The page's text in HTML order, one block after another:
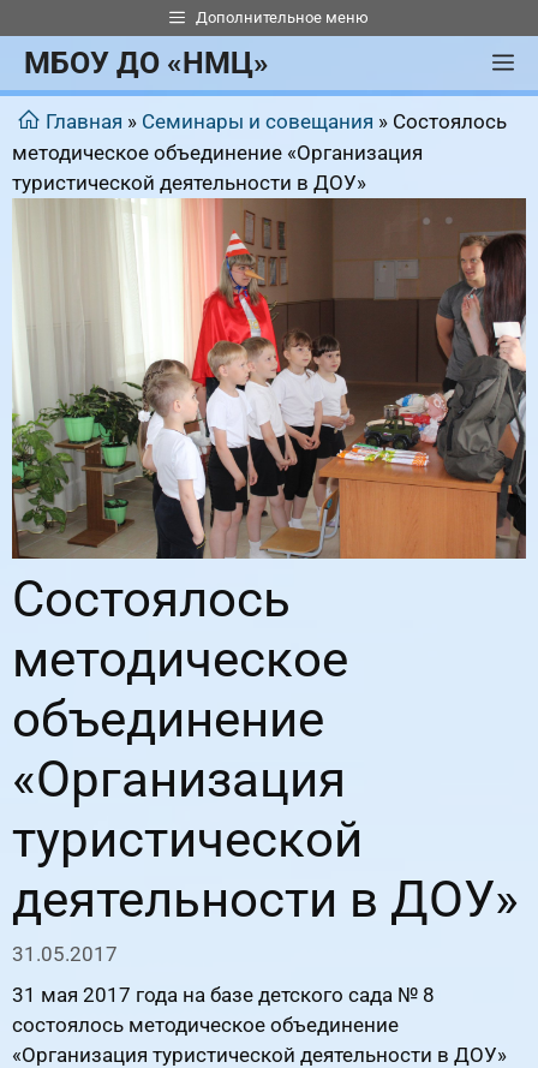
к
содержимому
Дополнительное меню
МБОУ ДО «НМЦ»
Главная » Семинары и совещания » Состоялось
методическое объединение «Организация
туристической деятельности в ДОУ»
Состоялось
методическое
объединение
«Организация
туристической
деятельности в ДОУ»
31.05.2017
31 мая 2017 года на базе детского сада № 8
состоялось методическое объединение
«Организация туристической деятельности в ДОУ»